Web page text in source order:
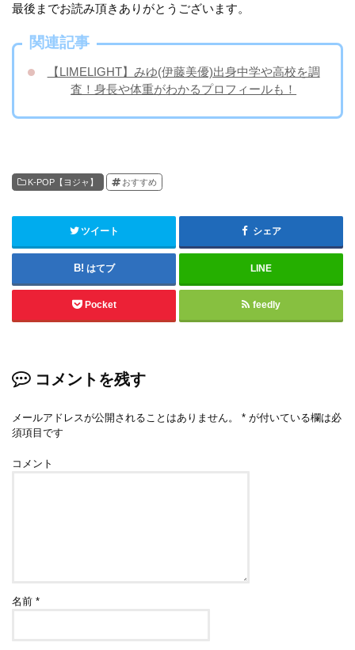
最後までお読み頂きありがとうございます。
関連記事
【LIMELIGHT】みゆ(伊藤美優)出身中学や高校を調
査！身長や体重がわかるプロフィールも！
K-POP【ヨジャ】 おすすめ
ツイート シェア
はてブ LINE
Pocket feedly
コメントを残す
メールアドレスが公開されることはありません。 * が付いている欄は必
須項目です
コメント
名前*